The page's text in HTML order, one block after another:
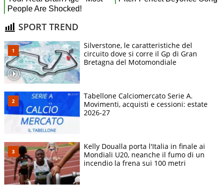
SPORT TREND
Silverstone, le caratteristiche del
circuito dove si corre il Gp di Gran
Bretagna del Motomondiale
Tabellone Calciomercato Serie A.
Movimenti, acquisti e cessioni: estate
2026-27
Kelly Doualla porta l'Italia in finale ai
Mondiali U20, neanche il fumo di un
incendio la frena sui 100 metri